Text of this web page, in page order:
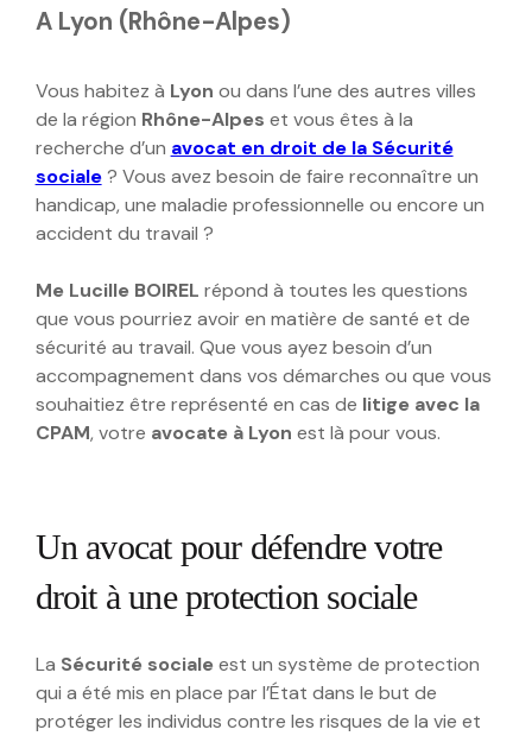
A Lyon (Rhône-Alpes)
Vous habitez à Lyon ou dans l’une des autres villes
de la région Rhône-Alpes et vous êtes à la
recherche d’un avocat en droit de la Sécurité
sociale? Vous avez besoin de faire reconnaître un
handicap, une maladie professionnelle ou encore un
accident du travail ?
Me Lucille BOIREL répond à toutes les questions
que vous pourriez avoir en matière de santé et de
sécurité au travail. Que vous ayez besoin d’un
accompagnement dans vos démarches ou que vous
souhaitiez être représenté en cas de litige avec la
CPAM, votre avocate à Lyon est là pour vous.
Un avocat pour défendre votre
droit à une protection sociale
La Sécurité sociale est un système de protection
qui a été mis en place par l’État dans le but de
protéger les individus contre les risques de la vie et